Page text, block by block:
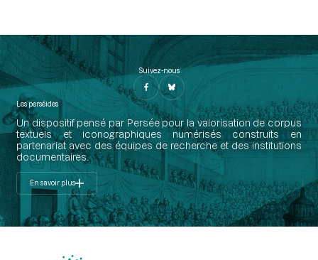
Suivez-nous
Les perséides
Un dispositif pensé par Persée pour la valorisation de corpus
textuels et iconographiques numérisés construits en
partenariat avec des équipes de recherche et des institutions
documentaires.
En savoir plus